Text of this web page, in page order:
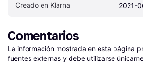
Creado en Klarna 2021-
Comentarios
La información mostrada en esta página
fuentes externas y debe utilizarse